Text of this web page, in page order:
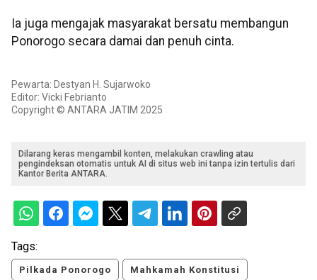
Ia juga mengajak masyarakat bersatu membangun
Ponorogo secara damai dan penuh cinta.
Pewarta: Destyan H. Sujarwoko
Editor: Vicki Febrianto
Copyright © ANTARA JATIM 2025
Dilarang keras mengambil konten, melakukan crawling atau
pengindeksan otomatis untuk AI di situs web ini tanpa izin tertulis dari
Kantor Berita ANTARA.
Tags:
Pilkada Ponorogo Mahkamah Konstitusi